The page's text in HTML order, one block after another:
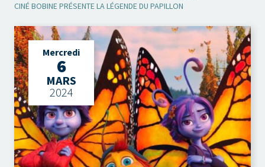
CINÉ BOBINE PRÉSENTE LA LÉGENDE DU PAPILLON
Mercredi
6
MARS
2024